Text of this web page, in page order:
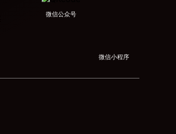
微信公众号
微信小程序